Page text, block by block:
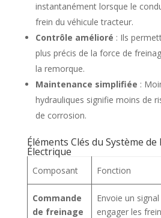
instantanément lorsque le
frein du véhicule tracteur.
Contrôle amélioré : Ils
plus précis de la force de
la remorque.
Maintenance simplifiée :
hydrauliques signifie moins de
de corrosion.
Éléments Clés du Système de
Électrique
Composant Fonction
Commande
de freinage
Envoie un
engager les